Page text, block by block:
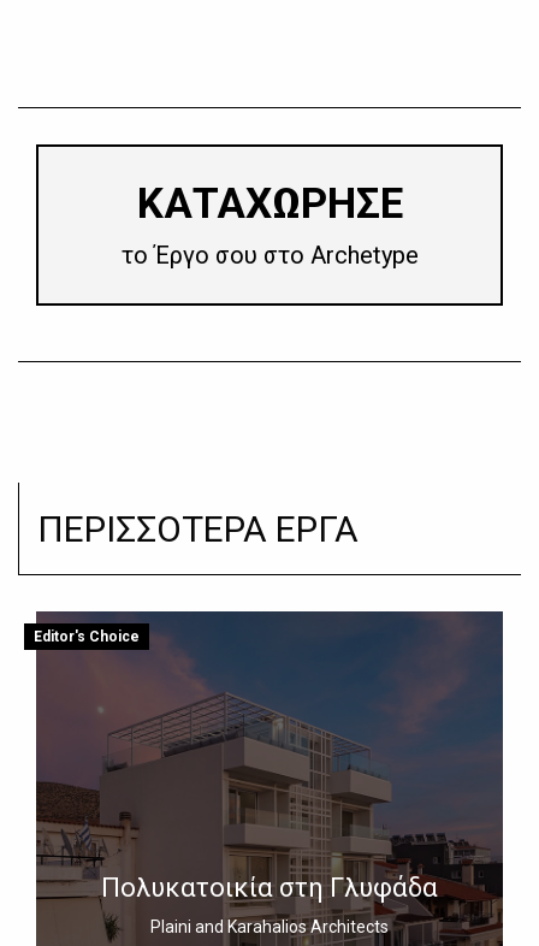
​ΚΑΤΑΧΩΡΗΣΕ
το Έργο σου στο Archetype
ΠΕΡΙΣΣΟΤΕΡΑ ΕΡΓΑ
Editor's Choice
Πολυκατοικία στη Γλυφάδα
Plaini and Karahalios Architects